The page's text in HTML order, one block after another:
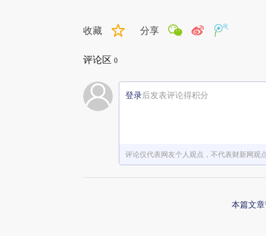
收藏 分享
评论区 0
登录后发表评论得积分
评论仅代表网友个人观点，不代表财新网观
本篇文